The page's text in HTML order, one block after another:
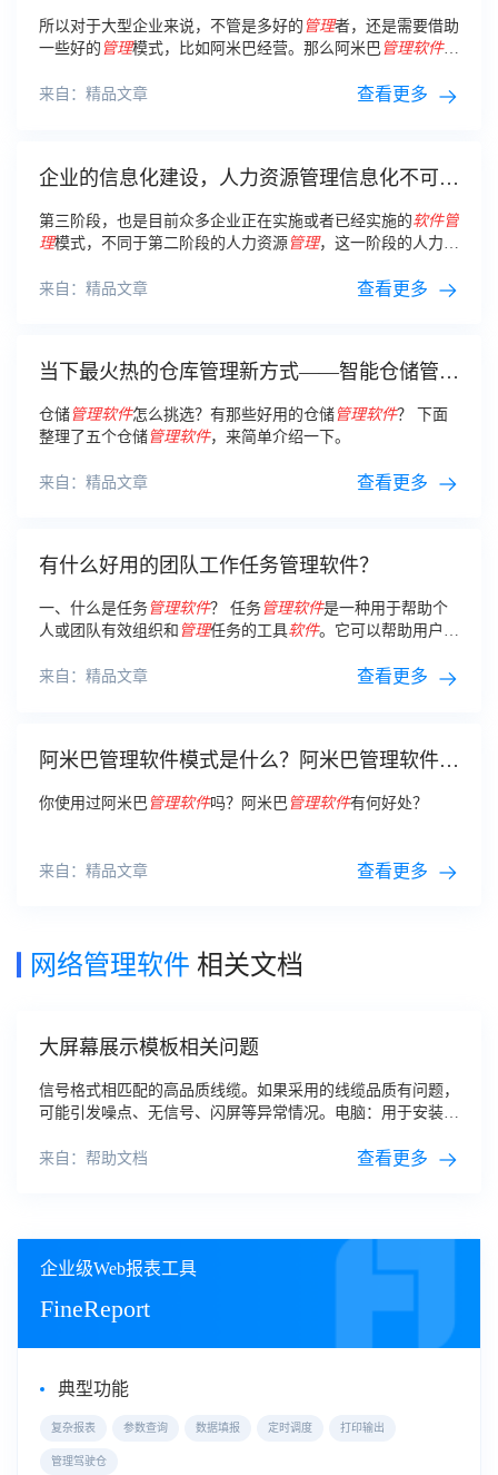
所以对于大型企业来说，不管是多好的 管理者，还是需要借助
一些好的 管理模式，比如阿米巴经营。那么阿米巴 管理软件适
来自：精品文章
查看更多
企业的信息化建设，人力资源管理信息化不可或
第三阶段，也是目前众多企业正在实施或者已经实施的软件管
理模式，不同于第二阶段的人力资源 管理，这一阶段的人力资
据都是通过虚拟的
来自：精品文章 查看更多
当下最火热的仓库管理新方式——智能仓储管理
仓储 管理软件怎么挑选？有那些好用的仓储 管理软件？ 下面
整理了五个仓储 管理软件，来简单介绍一下。
来自：精品文章 查看更多
有什么好用的团队工作任务管理软件？
一、什么是任务 管理软件 ？ 任务 管理软件是一种用于帮助个
人或团队有效组织和 管理任务的工具软件。它可以帮助用户创
来自：精品文章
查看更多
阿米巴管理软件模式是什么？阿米巴管理软件的
你使用过阿米巴 管理软件吗？阿米巴 管理软件有何好处？
来自：精品文章 查看更多
网络管理软件 相关文档
大屏幕展示模板相关问题
信号格式相匹配的高品质线缆。如果采用的线缆品质有问题，
可能引发噪点、无信号、闪屏等异常情况。电脑：用于安装拼
预案、窗口布局、信号切换等。
来自：帮助文档 查看更多
企业级Web报表工具
FineReport
典型功能
复杂报表 参数查询 数据填报 定时调度 打印输出
管理驾驶仓